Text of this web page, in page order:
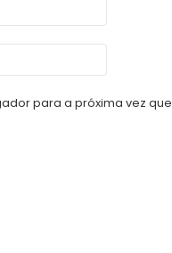
para a próxima vez